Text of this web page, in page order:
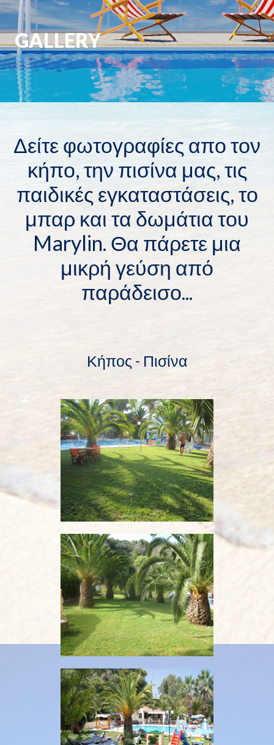
GALLERY
Δείτε φωτογραφίες απο τον
κήπο, την πισίνα μας, τις
παιδικές εγκαταστάσεις, το
μπαρ και τα δωμάτια του
Marylin. Θα πάρετε μια
μικρή γεύση από
παράδεισο...
Κήπος - Πισίνα